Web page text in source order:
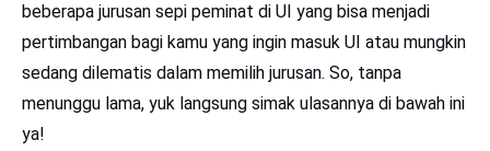
beberapa jurusan sepi peminat di UI yang bisa menjadi
pertimbangan bagi kamu yang ingin masuk UI atau mungkin
sedang dilematis dalam memilih jurusan. So, tanpa
menunggu lama, yuk langsung simak ulasannya di bawah ini
ya!